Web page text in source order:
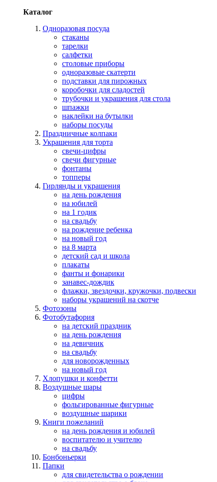
Каталог
Одноразовая посуда
стаканы
тарелки
салфетки
столовые приборы
одноразовые скатерти
подставки для пирожных
коробочки для сладостей
трубочки и украшения для стола
шпажки
наклейки на бутылки
наборы посуды
Праздничные колпаки
Украшения для торта
свечи-цифры
свечи фигурные
фонтаны
топперы
Гирлянды и украшения
на день рождения
на юбилей
на 1 годик
на свадьбу
на рождение ребенка
на новый год
на 8 марта
детский сад и школа
плакаты
фанты и фонарики
занавес-дождик
флажки, звездочки, кружочки, подвески
наборы украшений на скотче
Фотозоны
Фотобутафория
на детский праздник
на день рождения
на девичник
на свадьбу
для новорожденных
на новый год
Хлопушки и конфетти
Воздушные шары
цифры
фольгированные фигурные
воздушные шарики
Книги пожеланий
на день рождения и юбилей
воспитателю и учителю
на свадьбу
Бонбоньерки
Папки
для свидетельства о рождении